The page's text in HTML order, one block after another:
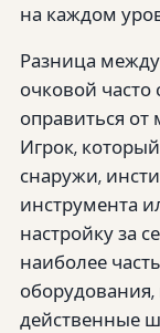
на каждом
Разница
очковой часто
оправиться от
Игрок,
снаружи,
инструмента
настройку за
наиболее
оборудования,
действенные